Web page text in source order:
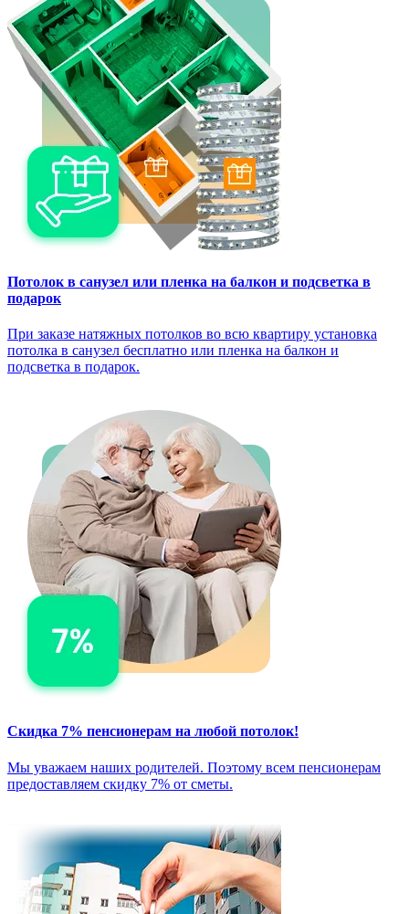
Потолок в санузел или пленка на балкон и подсветка в
подарок
При заказе натяжных потолков во всю квартиру установка
потолка в санузел бесплатно или пленка на балкон и
подсветка в подарок.
Скидка 7% пенсионерам на любой потолок!
Мы уважаем наших родителей. Поэтому всем пенсионерам
предоставляем скидку 7% от сметы.